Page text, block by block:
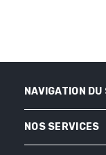
NAVIGATION DU
NOS SERVICES